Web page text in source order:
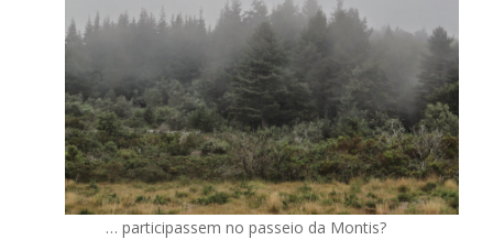
… participassem no passeio da Montis?